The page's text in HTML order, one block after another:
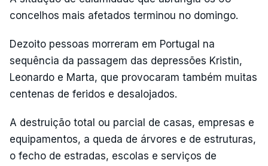
concelhos mais afetados terminou no domingo.
Dezoito pessoas morreram em Portugal na
sequência da passagem das depressões Kristin,
Leonardo e Marta, que provocaram também muitas
centenas de feridos e desalojados.
A destruição total ou parcial de casas, empresas e
equipamentos, a queda de árvores e de estruturas,
o fecho de estradas, escolas e serviços de